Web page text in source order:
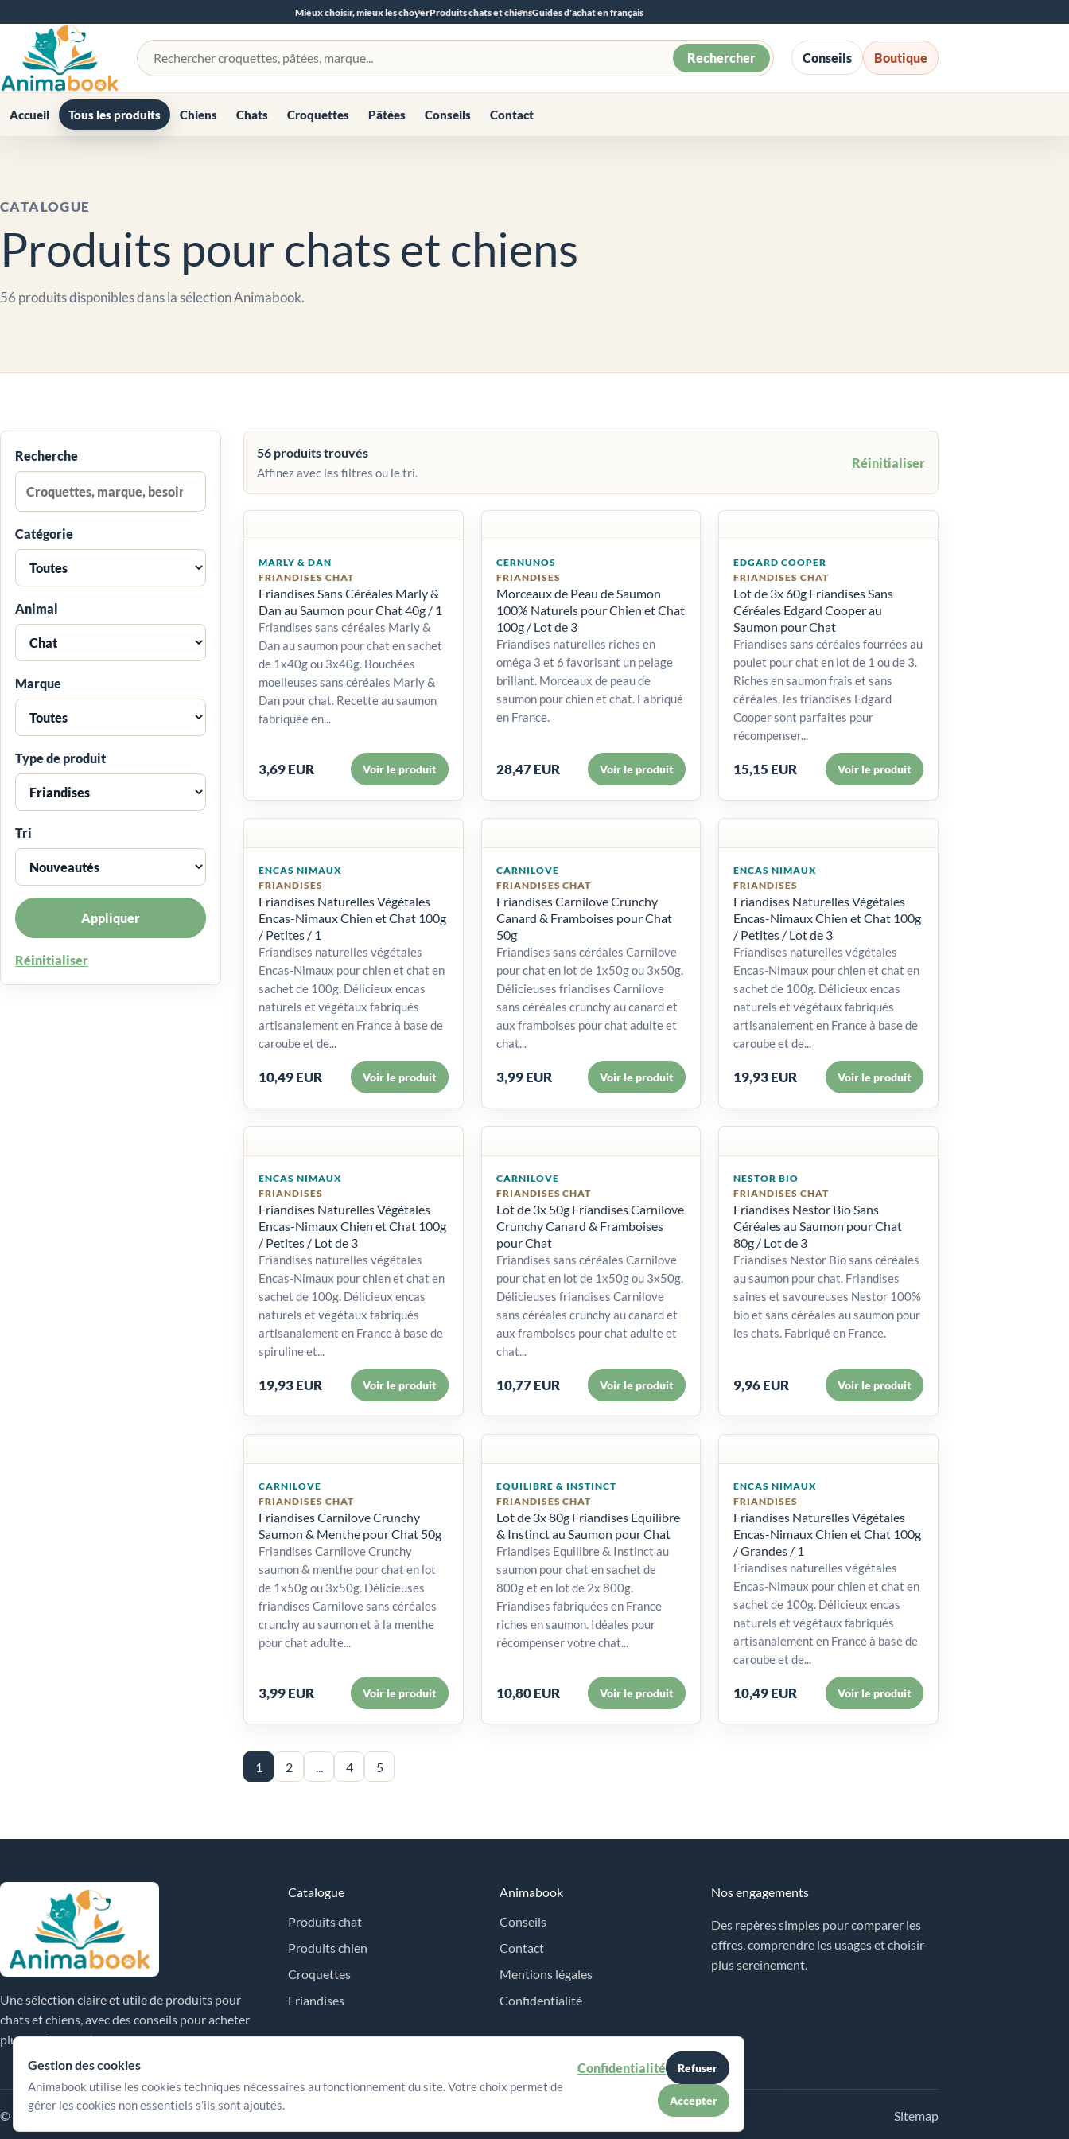
Mieux choisir, mieux les choyerProduits chats et chiensGuides d'achat en français
Rechercher un produit Rechercher Conseils Boutique
Accueil Tous les produits Chiens Chats Croquettes Pâtées Conseils Contact
CATALOGUE
Produits pour chats et chiens
56 produits disponibles dans la sélection Animabook.
Recherche
Catégorie
Animal
Marque
Type de produit
Tri
Appliquer
Réinitialiser
56 produits trouvés
Affinez avec les filtres ou le tri.
Réinitialiser
MARLY & DAN
FRIANDISES CHAT
Friandises Sans Céréales Marly &
Dan au Saumon pour Chat 40g / 1
Friandises sans céréales Marly &
Dan au saumon pour chat en sachet
de 1x40g ou 3x40g. Bouchées
moelleuses sans céréales Marly &
Dan pour chat. Recette au saumon
fabriquée en...
3,69 EUR Voir le produit
CERNUNOS
FRIANDISES
Morceaux de Peau de Saumon
100% Naturels pour Chien et Chat
100g / Lot de 3
Friandises naturelles riches en
oméga 3 et 6 favorisant un pelage
brillant. Morceaux de peau de
saumon pour chien et chat. Fabriqué
en France.
28,47 EUR Voir le produit
EDGARD COOPER
FRIANDISES CHAT
Lot de 3x 60g Friandises Sans
Céréales Edgard Cooper au
Saumon pour Chat
Friandises sans céréales fourrées au
poulet pour chat en lot de 1 ou de 3.
Riches en saumon frais et sans
céréales, les friandises Edgard
Cooper sont parfaites pour
récompenser...
15,15 EUR Voir le produit
ENCAS NIMAUX
FRIANDISES
Friandises Naturelles Végétales
Encas-Nimaux Chien et Chat 100g
/ Petites / 1
Friandises naturelles végétales
Encas-Nimaux pour chien et chat en
sachet de 100g. Délicieux encas
naturels et végétaux fabriqués
artisanalement en France à base de
caroube et de...
10,49 EUR Voir le produit
CARNILOVE
FRIANDISES CHAT
Friandises Carnilove Crunchy
Canard & Framboises pour Chat
50g
Friandises sans céréales Carnilove
pour chat en lot de 1x50g ou 3x50g.
Délicieuses friandises Carnilove
sans céréales crunchy au canard et
aux framboises pour chat adulte et
chat...
3,99 EUR Voir le produit
ENCAS NIMAUX
FRIANDISES
Friandises Naturelles Végétales
Encas-Nimaux Chien et Chat 100g
/ Petites / Lot de 3
Friandises naturelles végétales
Encas-Nimaux pour chien et chat en
sachet de 100g. Délicieux encas
naturels et végétaux fabriqués
artisanalement en France à base de
caroube et de...
19,93 EUR Voir le produit
ENCAS NIMAUX
FRIANDISES
Friandises Naturelles Végétales
Encas-Nimaux Chien et Chat 100g
/ Petites / Lot de 3
Friandises naturelles végétales
Encas-Nimaux pour chien et chat en
sachet de 100g. Délicieux encas
naturels et végétaux fabriqués
artisanalement en France à base de
spiruline et...
19,93 EUR Voir le produit
CARNILOVE
FRIANDISES CHAT
Lot de 3x 50g Friandises Carnilove
Crunchy Canard & Framboises
pour Chat
Friandises sans céréales Carnilove
pour chat en lot de 1x50g ou 3x50g.
Délicieuses friandises Carnilove
sans céréales crunchy au canard et
aux framboises pour chat adulte et
chat...
10,77 EUR Voir le produit
NESTOR BIO
FRIANDISES CHAT
Friandises Nestor Bio Sans
Céréales au Saumon pour Chat
80g / Lot de 3
Friandises Nestor Bio sans céréales
au saumon pour chat. Friandises
saines et savoureuses Nestor 100%
bio et sans céréales au saumon pour
les chats. Fabriqué en France.
9,96 EUR Voir le produit
CARNILOVE
FRIANDISES CHAT
Friandises Carnilove Crunchy
Saumon & Menthe pour Chat 50g
Friandises Carnilove Crunchy
saumon & menthe pour chat en lot
de 1x50g ou 3x50g. Délicieuses
friandises Carnilove sans céréales
crunchy au saumon et à la menthe
pour chat adulte...
3,99 EUR Voir le produit
EQUILIBRE & INSTINCT
FRIANDISES CHAT
Lot de 3x 80g Friandises Equilibre
& Instinct au Saumon pour Chat
Friandises Equilibre & Instinct au
saumon pour chat en sachet de
800g et en lot de 2x 800g.
Friandises fabriquées en France
riches en saumon. Idéales pour
récompenser votre chat...
10,80 EUR Voir le produit
ENCAS NIMAUX
FRIANDISES
Friandises Naturelles Végétales
Encas-Nimaux Chien et Chat 100g
/ Grandes / 1
Friandises naturelles végétales
Encas-Nimaux pour chien et chat en
sachet de 100g. Délicieux encas
naturels et végétaux fabriqués
artisanalement en France à base de
caroube et de...
10,49 EUR Voir le produit
1 2 4 5
Une sélection claire et utile de produits pour
chats et chiens, avec des conseils pour acheter
plus sereinement.
Catalogue
Produits chat
Produits chien
Croquettes
Friandises
Animabook
Conseils
Contact
Mentions légales
Confidentialité
Nos engagements
Des repères simples pour comparer les
offres, comprendre les usages et choisir
plus sereinement.
© 2026 Animabook Sitemap
Gestion des cookies
Animabook utilise les cookies techniques nécessaires au fonctionnement du site. Votre choix permet de
gérer les cookies non essentiels s’ils sont ajoutés.
Confidentialité Refuser
Accepter